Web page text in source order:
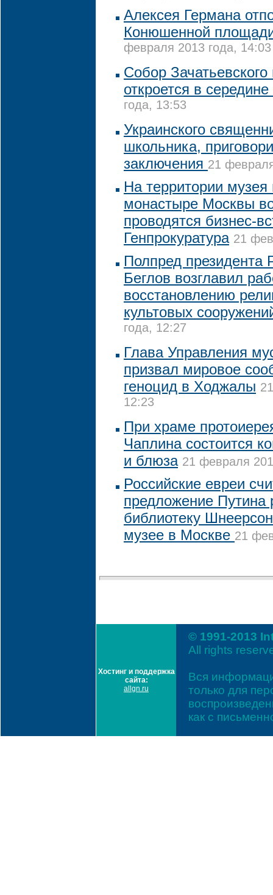
Алексея Германа
Конюшенной
февраля 2013 года, 14:03
Собор
откроется в середине
года, 13:53
Украинского
школьника,
заключения 21
На территории
монастыре Москвы
проводятся бизнес-
Генпрокуратура 21
Полпред
Беглов возглавил
восстановлению
культовых
года, 12:27
Глава Управления
призвал мировое
геноцид в Ходжалы
12:23
При храме
Чаплина состоится
и блюза 21 февраля
Российские евреи
предложение Путина
библиотеку
музее в Москве 21
Хостинг и поддержка
сайта:
allgn.ru
© 1991-2013
All rights
Вся
только для
как с